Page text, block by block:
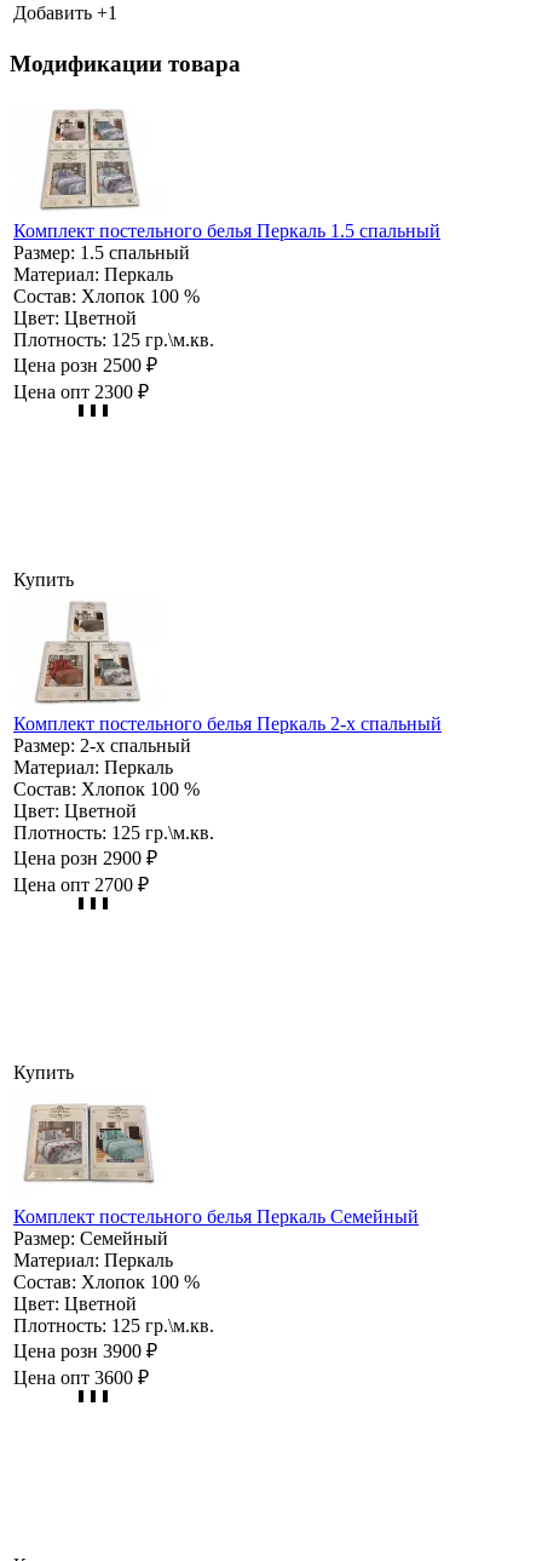
Добавить +1
Модификации товара
Комплект постельного белья Перкаль 1.5 спальный
Размер: 1.5 спальный
Материал: Перкаль
Состав: Хлопок 100 %
Цвет: Цветной
Плотность: 125 гр.\м.кв.
Цена розн 2500 ₽
Цена опт 2300 ₽
Купить
Комплект постельного белья Перкаль 2-х спальный
Размер: 2-х спальный
Материал: Перкаль
Состав: Хлопок 100 %
Цвет: Цветной
Плотность: 125 гр.\м.кв.
Цена розн 2900 ₽
Цена опт 2700 ₽
Купить
Комплект постельного белья Перкаль Семейный
Размер: Семейный
Материал: Перкаль
Состав: Хлопок 100 %
Цвет: Цветной
Плотность: 125 гр.\м.кв.
Цена розн 3900 ₽
Цена опт 3600 ₽